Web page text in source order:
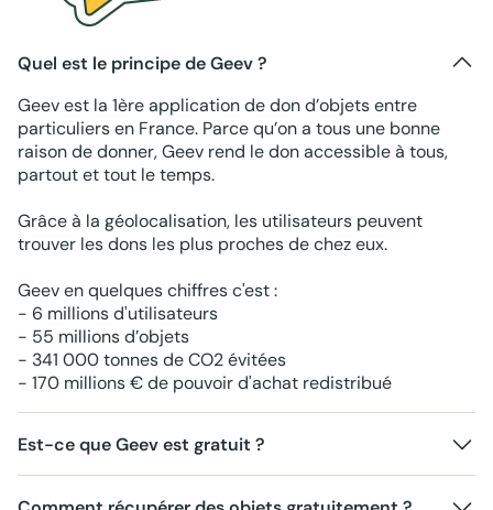
Quel est le principe de Geev ?
Geev est la 1ère application de don d’objets entre
particuliers en France. Parce qu’on a tous une bonne
raison de donner, Geev rend le don accessible à tous,
partout et tout le temps.
Grâce à la géolocalisation, les utilisateurs peuvent
trouver les dons les plus proches de chez eux.
Geev en quelques chiffres c'est :
- 6 millions d'utilisateurs
- 55 millions d’objets
- 341 000 tonnes de CO2 évitées
- 170 millions € de pouvoir d'achat redistribué
Est-ce que Geev est gratuit ?